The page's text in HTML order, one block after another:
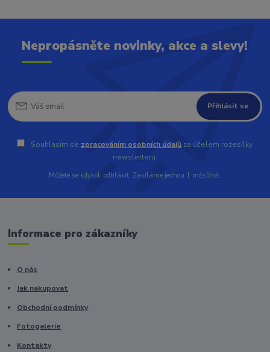
Nepropásněte novinky, akce a slevy!
Přihlásit se
Souhlasím se zpracováním osobních údajů za účelem rozesílky
newsletteru.
Můžete se kdykoli odhlásit. Zasíláme jednou 1 měsíčně.
Informace pro zákazníky
O nás
Jak nakupovat
Obchodní podmínky
Fotogalerie
Kontakty